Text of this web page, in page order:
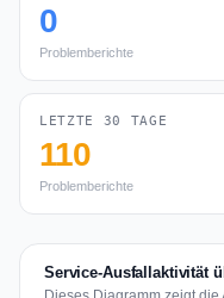
0
Problemberichte
LETZTE 30 TAGE
110
Problemberichte
Service-Ausfallaktivität